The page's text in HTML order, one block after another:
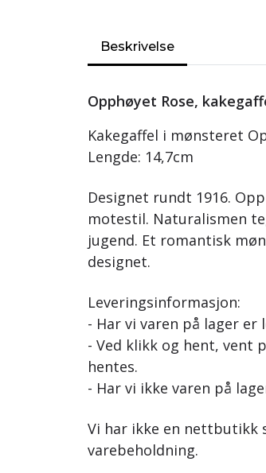
Beskrivelse
Opphøyet Rose,
Kakegaffel i mønsteret
Lengde: 14,7cm
Designet rundt 1916.
motestil. Naturalismen
jugend. Et romantisk
designet.
Leveringsinformasjon:
- Har vi varen på lager er
- Ved klikk og hent, vent
hentes.
- Har vi ikke varen på
Vi har ikke en nettbutikk
varebeholdning.